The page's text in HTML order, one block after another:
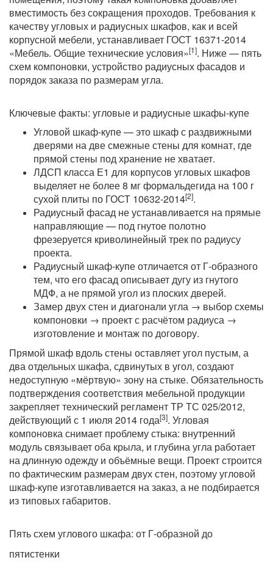
вместимость без сокращения проходов. Требования к
качеству угловых и радиусных шкафов, как и всей
корпусной мебели, устанавливает ГОСТ 16371-2014
«Мебель. Общие технические условия»[1]. Ниже — пять
схем компоновки, устройство радиусных фасадов и
порядок заказа по размерам угла.
Ключевые факты: угловые и радиусные шкафы-купе
Угловой шкаф-купе — это шкаф с раздвижными
дверями на две смежные стены для комнат, где
прямой стены под хранение не хватает.
ЛДСП класса Е1 для корпусов угловых шкафов
выделяет не более 8 мг формальдегида на 100 г
сухой плиты по ГОСТ 10632-2014[2].
Радиусный фасад не устанавливается на прямые
направляющие — под гнутое полотно
фрезеруется криволинейный трек по радиусу
проекта.
Радиусный шкаф-купе отличается от Г-образного
тем, что его фасад описывает дугу из гнутого
МДФ, а не прямой угол из плоских дверей.
Замер двух стен и диагонали угла → выбор схемы
компоновки → проект с расчётом радиуса →
изготовление и монтаж по договору.
Прямой шкаф вдоль стены оставляет угол пустым, а
два отдельных шкафа, сдвинутых в угол, создают
недоступную «мёртвую» зону на стыке. Обязательность
подтверждения соответствия мебельной продукции
закрепляет технический регламент ТР ТС 025/2012,
действующий с 1 июля 2014 года[3]. Угловая
компоновка снимает проблему стыка: внутренний
модуль связывает оба крыла, и глубина угла работает
на длинную одежду и объёмные вещи. Проект строится
по фактическим размерам двух стен, поэтому угловой
шкаф-купе изготавливается на заказ, а не подбирается
из типовых габаритов.
Пять схем углового шкафа: от Г-образной до
пятистенки